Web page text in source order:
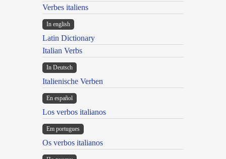
Verbes italiens
In english
Latin Dictionary
Italian Verbs
In Deutsch
Italienische Verben
En español
Los verbos italianos
Em portugues
Os verbos italianos